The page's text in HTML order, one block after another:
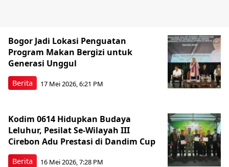
Berita
Bogor Jadi Lokasi Penguatan
Program Makan Bergizi untuk
Generasi Unggul
17 Mei 2026, 6:21 PM
Berita
Kodim 0614 Hidupkan Budaya
Leluhur, Pesilat Se-Wilayah III
Cirebon Adu Prestasi di Dandim Cup
16 Mei 2026, 7:28 PM